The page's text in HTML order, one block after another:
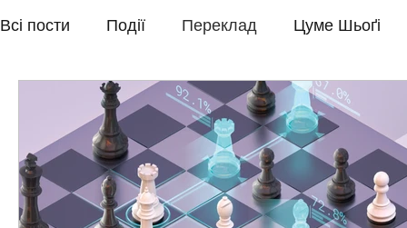
Всі пости Події Переклад Цуме Шьоґі
Загальне Прислів'я 日本語 Стаття